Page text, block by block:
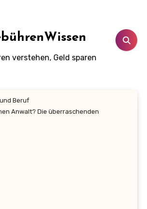
verstehen, Geld sparen
Beruf
Anwalt? Die überraschenden